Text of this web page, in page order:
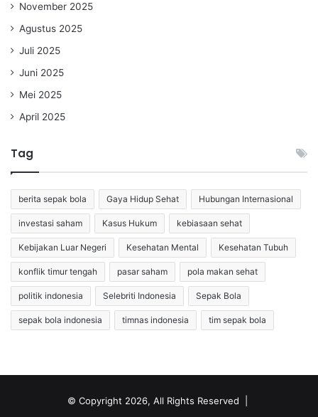
November 2025
Agustus 2025
Juli 2025
Juni 2025
Mei 2025
April 2025
Tag
berita sepak bola Gaya Hidup Sehat Hubungan Internasional
investasi saham Kasus Hukum kebiasaan sehat
Kebijakan Luar Negeri Kesehatan Mental Kesehatan Tubuh
konflik timur tengah pasar saham pola makan sehat
politik indonesia Selebriti Indonesia Sepak Bola
sepak bola indonesia timnas indonesia tim sepak bola
© Copyright 2026, All Rights Reserved |